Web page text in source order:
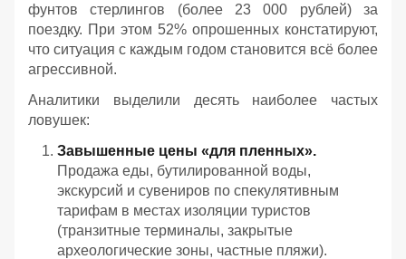
фунтов стерлингов (более 23 000 рублей) за
поездку. При этом 52% опрошенных констатируют,
что ситуация с каждым годом становится всё более
агрессивной.
Аналитики выделили десять наиболее частых
ловушек:
Завышенные цены «для пленных».
Продажа еды, бутилированной воды,
экскурсий и сувениров по спекулятивным
тарифам в местах изоляции туристов
(транзитные терминалы, закрытые
археологические зоны, частные пляжи).